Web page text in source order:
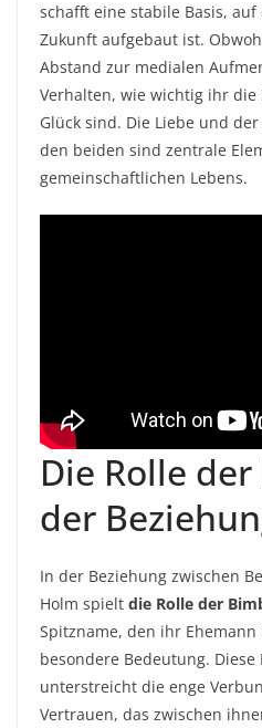
schafft eine stabile Basis,
Zukunft aufgebaut ist.
Abstand zur medialen
Verhalten, wie wichtig ihr
Glück sind. Die Liebe und
den beiden sind zentrale
gemeinschaftlichen Lebens.
Die Rolle
der
In der Beziehung zwischen
Holm spielt die Rolle der
Spitzname, den ihr
besondere Bedeutung. Diese
unterstreicht die enge
Vertrauen, das zwischen